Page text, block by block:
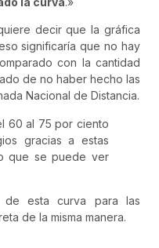
decir que la gráfica
significaría que no hay
con la cantidad
de no haber hecho las
Nacional de Distancia.
60 al 75 por ciento
gracias a estas
que se puede ver
de esta curva para las
de la misma manera.